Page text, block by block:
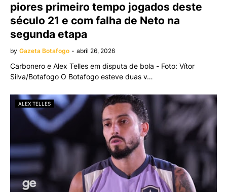
piores primeiro tempo jogados deste
século 21 e com falha de Neto na
segunda etapa
by Gazeta Botafogo - abril 26, 2026
Carbonero e Alex Telles em disputa de bola - Foto: Vítor
Silva/Botafogo O Botafogo esteve duas v…
ALEX TELLES